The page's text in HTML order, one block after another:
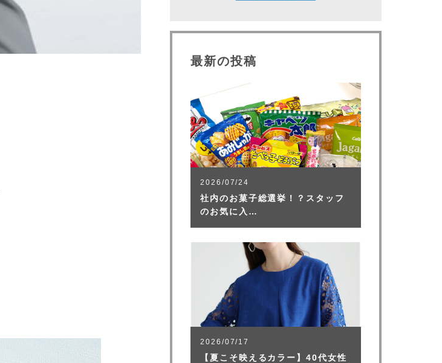
最新の投稿
2026/07/24
社内のお菓子総選挙！？スタッフ
のお気に入…
2026/07/17
【夏こそ映えるカラー】40代女性